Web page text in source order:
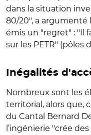
dans la situation
80/20", a argumenté
émis un "regret" : "Il
sur les PETR"
Inégalités
Nombreux sont les
territorial, alors que,
du Cantal Bernard
l’ingénierie "crée